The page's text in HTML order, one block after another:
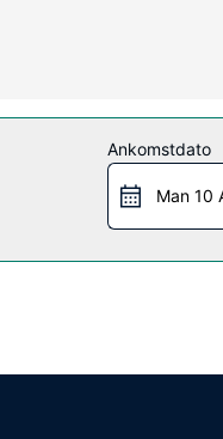
sørger for
og festsal.
(i et begrænset antal
Ankomstdato
Man 10